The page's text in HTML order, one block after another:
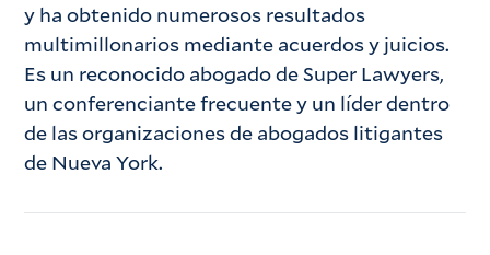
y ha obtenido numerosos resultados
multimillonarios mediante acuerdos y juicios.
Es un reconocido abogado de Super Lawyers,
un conferenciante frecuente y un líder dentro
de las organizaciones de abogados litigantes
de Nueva York.